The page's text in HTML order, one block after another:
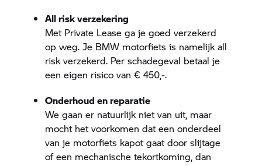
All risk verzekering
Met Private Lease ga je goed verzekerd
op weg. Je BMW motorfiets is namelijk all
risk verzekerd. Per schadegeval betaal je
een eigen risico van € 450,-.
Onderhoud en reparatie
We gaan er natuurlijk niet van uit, maar
mocht het voorkomen dat een onderdeel
van je motorfiets kapot gaat door slijtage
of een mechanische tekortkoming, dan